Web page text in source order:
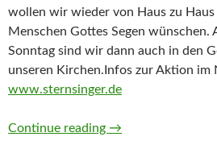
wollen wir wieder von Haus zu Haus
Menschen Gottes Segen wünschen.
Sonntag sind wir dann auch in den
unseren Kirchen.Infos zur Aktion im
www.sternsinger.de
Continue reading Sternsingeraktion
→